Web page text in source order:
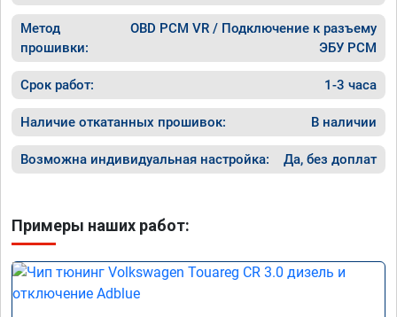
Метод
прошивки:
OBD PCM VR / Подключение к разъему
ЭБУ PCM
Срок работ: 1-3 часа
Наличие откатанных прошивок: В наличии
Возможна индивидуальная настройка: Да, без доплат
Примеры наших работ: